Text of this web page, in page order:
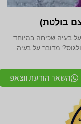
בולטת)
בעיה שכיחה במיוחד.
מדובר על בעיה
השאר הודעת ווצאפ